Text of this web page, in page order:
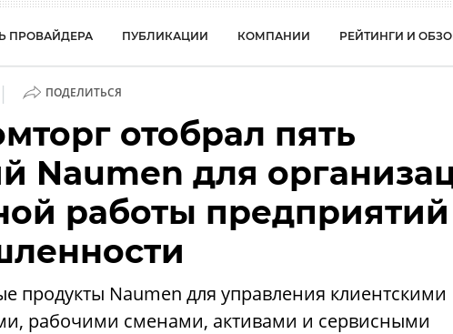
ПРОВАЙДЕРА ПУБЛИКАЦИИ КОМПАНИИ РЕЙТИНГИ И
| ПОДЕЛИТЬСЯ
отобрал пять
Naumen для
работы предприятий
продукты Naumen для управления клиентскими
рабочими сменами, активами и сервисными